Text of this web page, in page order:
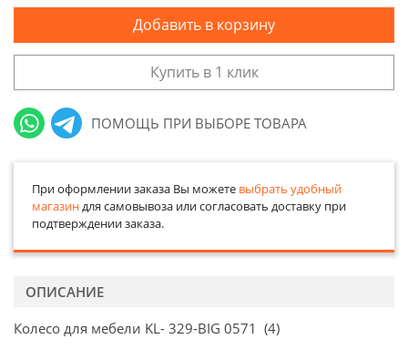
Добавить в корзину
Купить в 1 клик
ПОМОЩЬ ПРИ ВЫБОРЕ ТОВАРА
При оформлении заказа Вы можете выбрать удобный
магазиндля самовывоза или согласовать доставку при
подтверждении заказа.
ОПИСАНИЕ
Колесо для мебели KL- 329-BIG 0571 (4)